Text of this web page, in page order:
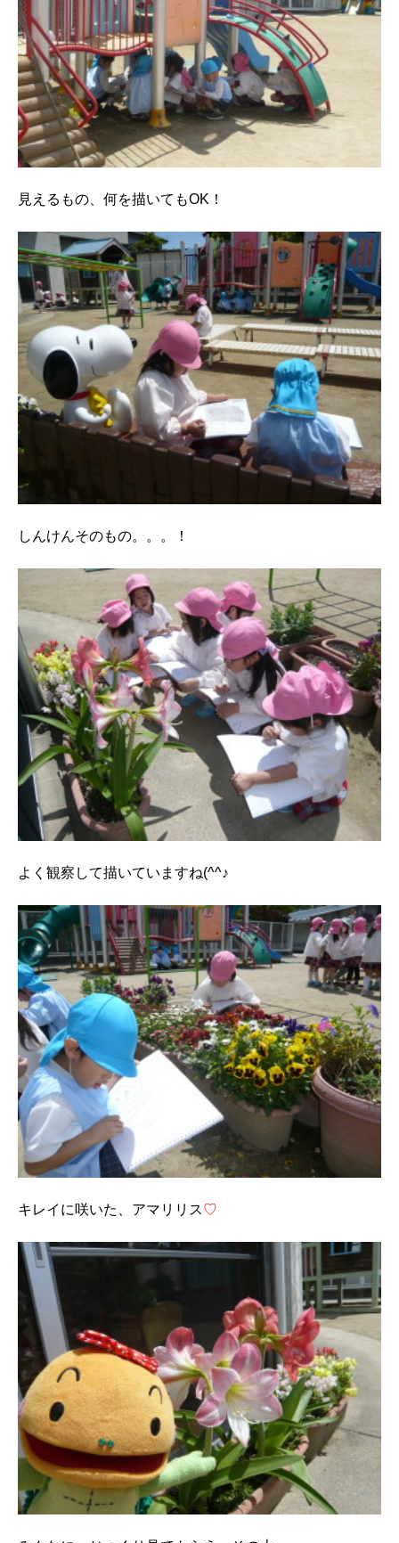
見えるもの、何を描いてもOK！
しんけんそのもの。。。！
よく観察して描いていますね(^^♪
キレイに咲いた、アマリリス♡